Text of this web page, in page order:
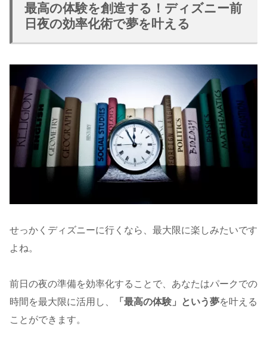
最高の体験を創造する！ディズニー前
日夜の効率化術で夢を叶える
せっかくディズニーに行くなら、最大限に楽しみたいです
よね。
前日の夜の準備を効率化することで、あなたはパークでの
時間を最大限に活用し、
「最高の体験」という夢を叶える
ことができます。